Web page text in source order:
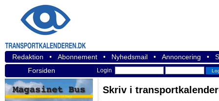
Redaktion • Abonnement • Nyhedsmail • Annoncering •
Forsiden
Login
Skriv i